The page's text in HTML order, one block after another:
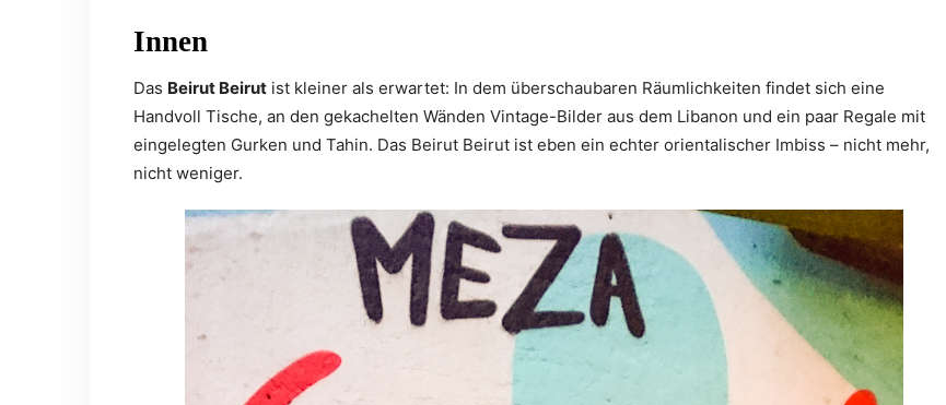
Innen
Das Beirut Beirut ist kleiner als erwartet: In dem überschaubaren Räumlichkeiten findet sich eine
Handvoll Tische, an den gekachelten Wänden Vintage-Bilder aus dem Libanon und ein paar Regale mit
eingelegten Gurken und Tahin. Das Beirut Beirut ist eben ein echter orientalischer Imbiss – nicht mehr,
nicht weniger.